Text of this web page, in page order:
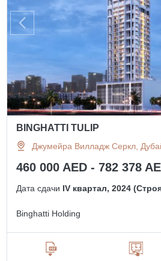
BINGHATTI TULIP
Джумейра Вилладж Серкл,
460 000 AED - 782 378
Дата сдачи IV квартал, 2024
Binghatti Holding